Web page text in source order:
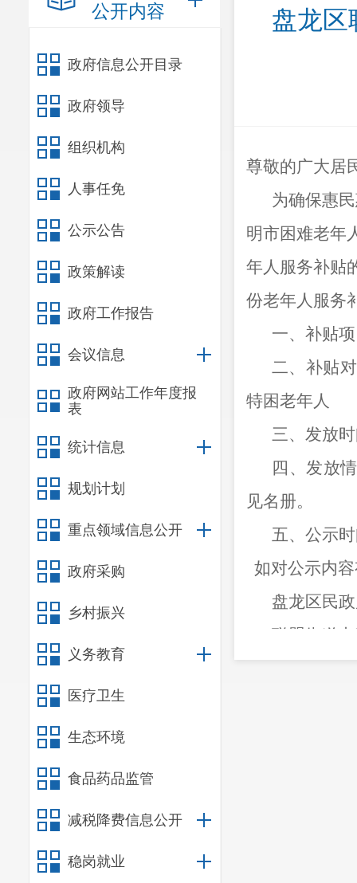
公开内容
政府信息公开目录
政府领导
组织机构
人事任免
公示公告
政策解读
政府工作报告
会议信息
政府网站工作年度报
表
统计信息
规划计划
重点领域信息公开
政府采购
乡村振兴
义务教育
医疗卫生
生态环境
食品药品监管
减税降费信息公开
稳岗就业
盘龙区
尊敬的广大居
为确保惠
明市困难老年
年人服务补贴
份老年人服务
一、补贴
二、补贴
特困老年人
三、发放
四、发放
见名册。
五、公示
如对公示内
盘龙区民
联盟街道